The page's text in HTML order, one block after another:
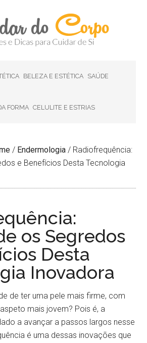
BELEZA E ESTÉTICA SAÚDE
FORMA CELULITE E ESTRIAS
/ Endermologia / Radiofrequência:
e Benefícios Desta Tecnologia
os Segredos
Desta
Inovadora
de ter uma pele mais firme, com
mais jovem? Pois é, a
a avançar a passos largos nesse
é uma dessas inovações que